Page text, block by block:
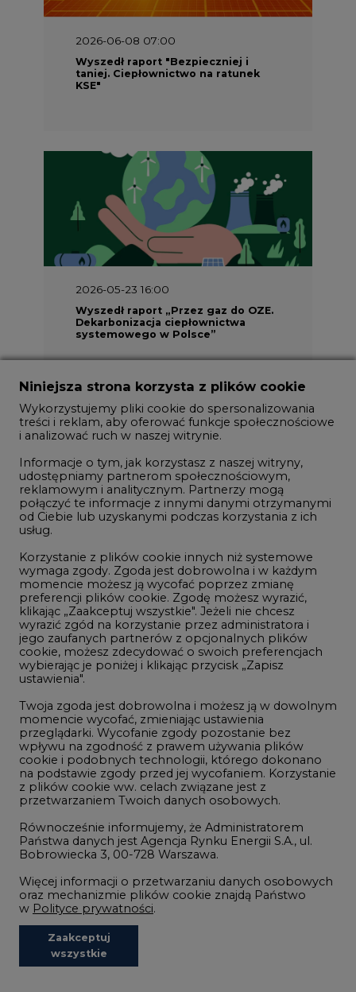
Wyszedł raport „Przez gaz do OZE.
Dekarbonizacja ciepłownictwa
2026-05-23 15:00
Koszty transformacji energetyki w
Polsce do 2040 roku – sprawdzamy
2026-05-13 13:00
FLIX opublikował raport
zrównoważonego rozwoju 2025
2026-05-11 10:30
Emitel prezentuje Raport ESG za
2025 rok
2026-04-27 06:30
Niniejsza strona korzysta z plików cookie
Wykorzystujemy pliki cookie do spersonalizowania
treści i reklam, aby oferować funkcje społecznościowe
i analizować ruch w naszej witrynie.
Informacje o tym, jak korzystasz z naszej witryny,
udostępniamy partnerom społecznościowym,
reklamowym i analitycznym. Partnerzy mogą
połączyć te informacje z innymi danymi otrzymanymi
od Ciebie lub uzyskanymi podczas korzystania z ich
usług.
Korzystanie z plików cookie innych niż systemowe
wymaga zgody. Zgoda jest dobrowolna i w każdym
momencie możesz ją wycofać poprzez zmianę
preferencji plików cookie. Zgodę możesz wyrazić,
klikając „Zaakceptuj wszystkie". Jeżeli nie chcesz
wyrazić zgód na korzystanie przez administratora i
jego zaufanych partnerów z opcjonalnych plików
cookie, możesz zdecydować o swoich preferencjach
wybierając je poniżej i klikając przycisk „Zapisz
ustawienia".
Twoja zgoda jest dobrowolna i możesz ją w dowolnym
momencie wycofać, zmieniając ustawienia
przeglądarki. Wycofanie zgody pozostanie bez
wpływu na zgodność z prawem używania plików
cookie i podobnych technologii, którego dokonano
na podstawie zgody przed jej wycofaniem. Korzystanie
z plików cookie ww. celach związane jest z
przetwarzaniem Twoich danych osobowych.
Równocześnie informujemy, że Administratorem
Państwa danych jest Agencja Rynku Energii S.A., ul.
Bobrowiecka 3, 00-728 Warszawa.
Więcej informacji o przetwarzaniu danych osobowych
oraz mechanizmie plików cookie znajdą Państwo
w Polityce prywatności.
Zaakceptuj
wszystkie